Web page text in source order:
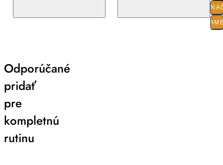
O
Odporúčané
pridať
pre
kompletnú
rutinu